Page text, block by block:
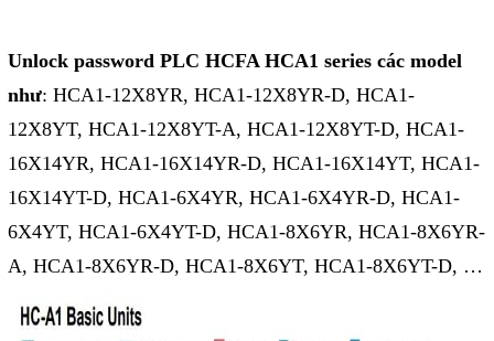
Unlock password PLC HCFA HCA1 series các model
như: HCA1-12X8YR, HCA1-12X8YR-D, HCA1-
12X8YT, HCA1-12X8YT-A, HCA1-12X8YT-D, HCA1-
16X14YR, HCA1-16X14YR-D, HCA1-16X14YT, HCA1-
16X14YT-D, HCA1-6X4YR, HCA1-6X4YR-D, HCA1-
6X4YT, HCA1-6X4YT-D, HCA1-8X6YR, HCA1-8X6YR-
A, HCA1-8X6YR-D, HCA1-8X6YT, HCA1-8X6YT-D, …
Giới thiệu
Dịch vụ
Thiết kế phần mềm giám sát
và quản lý
Sửa chữa PLC